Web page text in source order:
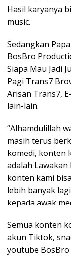
Hasil karyanya
music.
Sedangkan
BosBro
Siapa Mau Jadi
Pagi Trans7
Arisan Trans7,
lain-lain.
“Alhamdulillah
masih terus
komedi, konten
adalah
konten kami
lebih banyak
kepada awak
Semua konten
akun Tiktok,
youtube BosBro